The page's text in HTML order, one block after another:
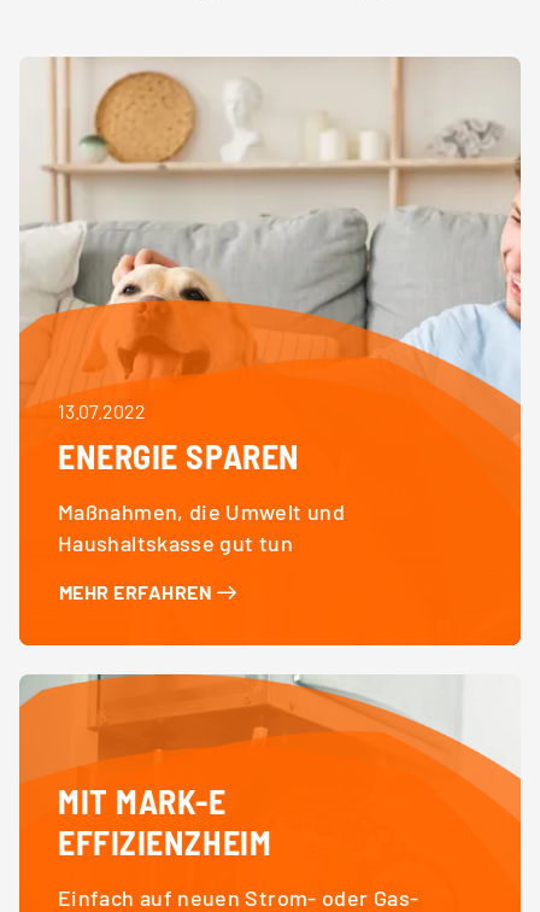
13.07.2022
ENERGIE SPAREN
Maßnahmen, die Umwelt und
Haushaltskasse gut tun
MEHR ERFAHREN
MIT MARK-E
EFFIZIENZHEIM
Einfach auf neuen Strom- oder Gas-